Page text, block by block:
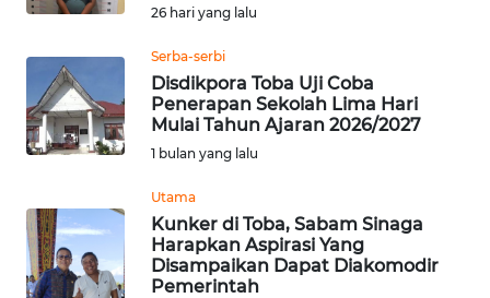
26 hari yang lalu
Serba-serbi
Disdikpora Toba Uji Coba
Penerapan Sekolah Lima Hari
Mulai Tahun Ajaran 2026/2027
1 bulan yang lalu
Utama
Kunker di Toba, Sabam Sinaga
Harapkan Aspirasi Yang
Disampaikan Dapat Diakomodir
Pemerintah
IKLAN
TENTANG
KAMI
PEDOMAN
MEDIA
SIBER